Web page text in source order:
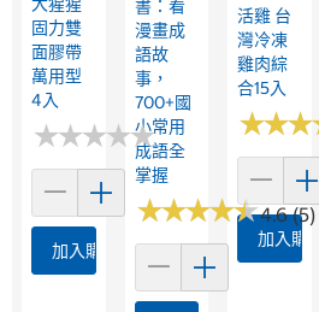
固力雙
面膠帶
萬用型
4入
★★★★★
★★★★★
加入購物車
書：看
漫畫成
語故
事，
700+國
小常用
成語全
掌握
★★★★★
★★★★★4.6 (5)
活雞 台
灣冷凍
雞肉綜
合15入
★★★
★★★
加入購